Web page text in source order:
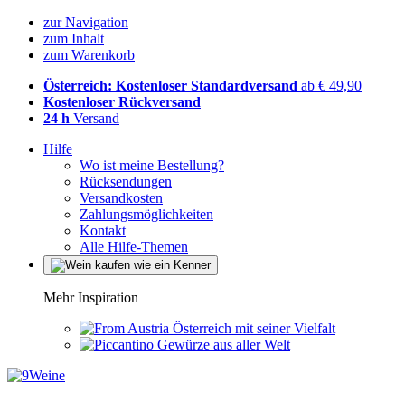
zur Navigation
zum Inhalt
zum Warenkorb
Österreich: Kostenloser Standardversand ab € 49,90
Kostenloser Rückversand
24 h Versand
Hilfe
Wo ist meine Bestellung?
Rücksendungen
Versandkosten
Zahlungsmöglichkeiten
Kontakt
Alle Hilfe-Themen
Mehr Inspiration
Österreich mit seiner Vielfalt
Gewürze aus aller Welt